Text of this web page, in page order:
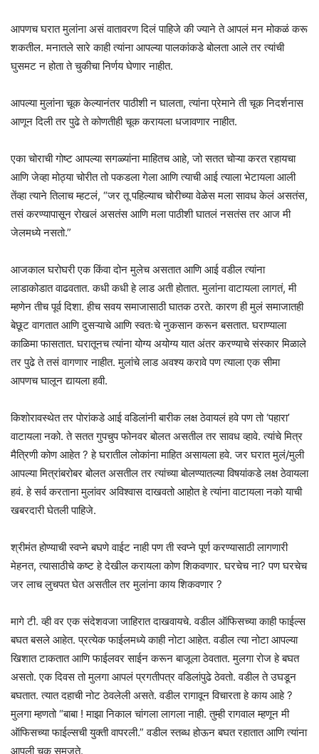
आपणच घरात मुलांना असं वातावरण दिलं पाहिजे की ज्याने ते आपलं मन मोकळं करू
शकतील. मनातले सारे काही त्यांना आपल्या पालकांकडे बोलता आले तर त्यांची
घुसमट न‌ होता ते चुकीचा निर्णय घेणार नाहीत.
आपल्या मुलांना चूक केल्यानंतर पाठीशी न घालता, त्यांना प्रेमाने ती चूक निदर्शनास
आणून दिली तर पुढे ते कोणतीही चूक करायला धजावणार नाहीत.
एका चोराची गोष्ट आपल्या सगळ्यांना माहितच आहे, जो सतत चोऱ्या करत रहायचा
आणि जेव्हा मोठ्या चोरीत तो पकडला गेला आणि त्याची आई त्याला भेटायला आली
तेंव्हा त्याने तिलाच म्हटलं, “जर तू‌ पहिल्याच चोरीच्या वेळेस मला सावध केलं असतंस,
तसं करण्यापासून रोखलं असतंस आणि मला पाठीशी घातलं नसतंस तर आज मी
जेलमध्ये नसतो.”
आजकाल घरोघरी एक किंवा दोन मुलेच असतात आणि आई वडील त्यांना
लाडाकोडात वाढवतात. कधी कधी हे लाड अती होतात. मुलांना वाटायला लागतं, मी
म्हणेन तीच पूर्व दिशा. हीच सवय समाजासाठी घातक ठरते. कारण‌ ही मुलं समाजातही
बेछूट वागतात आणि दुसऱ्याचे आणि स्वतःचे नुकसान करून बसतात. घराण्याला
काळिमा‌ फासतात. घरातूनच त्यांना योग्य अयोग्य यात अंतर करण्याचे संस्कार मिळाले
तर पुढे ते तसं वागणार नाहीत. मुलांचे लाड अवश्य करावे पण त्याला एक सीमा
आपणच घालून द्यायला हवी.
किशोरावस्थेत तर पोरांकडे आई वडिलांनी बारीक लक्ष ठेवायलं हवे पण तो ‘पहारा’
वाटायला नको. ते सतत गुपचुप फोनवर बोलत असतील तर सावध व्हावे. त्यांचे मित्र
मैत्रिणी कोण आहेत ? हे घरातील लोकांना माहित असायला हवे. जर घरात मुलं/मुली
आपल्या मित्रांबरोबर बोलत असतील तर त्यांच्या बोलण्यातल्या विषयांकडे लक्ष ठेवायला
हवं. हे सर्व करताना मुलांवर अविश्वास दाखवतो आहोत हे त्यांना वाटायला नको याची
खबरदारी घेतली पाहिजे.
श्रीमंत होण्याची स्वप्ने बघणे वाईट नाही पण ती स्वप्ने पूर्ण करण्यासाठी लागणारी
मेहनत, त्यासाठीचे कष्ट हे देखील करायला कोण शिकवणार. घरचेच ना? पण घरचेच
जर लाच लुचपत घेत असतील तर मुलांना काय शिकवणार ?
मागे टी. व्ही वर एक संदेशवजा जाहिरात दाखवायचे. वडील ऑफिसच्या काही फाईल्स
बघत‌ बसले आहेत. प्रत्येक फाईलमध्ये काही नोटा आहेत. वडील त्या नोटा आपल्या
खिशात टाकतात आणि फाईलवर साईन करून बाजूला ठेवतात. मुलगा रोज हे बघत
असतो. एक दिवस तो मुलगा आपलं प्रगतीपत्र वडिलांपुढे ठेवतो. वडील ते उघडून
बघतात‌. त्यात दहाची नोट ठेवलेली असते. वडील रागावून विचारता हे काय आहे ?
मुलगा म्हणतो “बाबा ! माझा निकाल चांगला लागला नाही. तुम्ही रागवाल म्हणून मी
ऑफिसच्या फाईल्सची युक्ती वापरली.” वडील स्तब्ध होऊन बघत रहातात आणि त्यांना
आपली‌ चूक समजते.